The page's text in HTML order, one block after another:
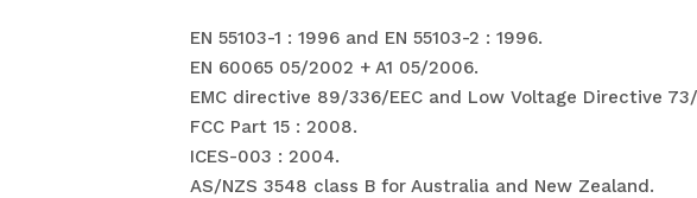
EN 55103-1 : 1996 and EN 55103-2 : 1996.
EN 60065 05/2002 + A1 05/2006.
EMC directive 89/336/EEC and Low Voltage Directive 73/
FCC Part 15 : 2008.
ICES-003 : 2004.
AS/NZS 3548 class B for Australia and New Zealand.